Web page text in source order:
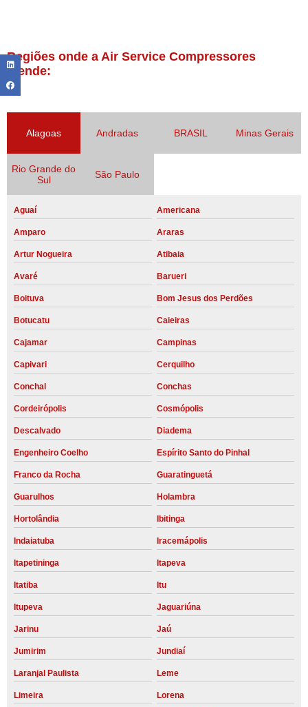
Regiões onde a Air Service Compressores
atende:
Alagoas Andradas BRASIL Minas Gerais
Rio Grande do
Sul
São Paulo
Aguaí Americana
Amparo Araras
Artur Nogueira Atibaia
Avaré Barueri
Boituva Bom Jesus dos Perdões
Botucatu Caieiras
Cajamar Campinas
Capivari Cerquilho
Conchal Conchas
Cordeirópolis Cosmópolis
Descalvado Diadema
Engenheiro Coelho Espírito Santo do Pinhal
Franco da Rocha Guaratinguetá
Guarulhos Holambra
Hortolândia Ibitinga
Indaiatuba Iracemápolis
Itapetininga Itapeva
Itatiba Itu
Itupeva Jaguariúna
Jarinu Jaú
Jumirim Jundiaí
Laranjal Paulista Leme
Limeira Lorena